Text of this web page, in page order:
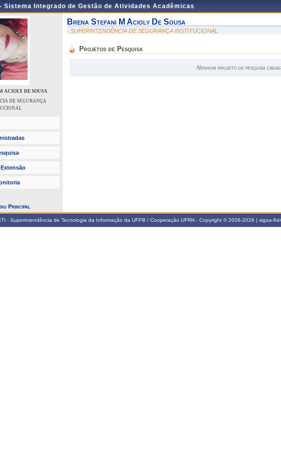
Sistema Integrado de Gestão de Atividades Acadêmicas
ACIOLY DE SOUSA
DE SEGURANÇA
Principal
Brena Stefani M Acioly De Sousa
- SUPERINTENDÊNCIA DE SEGURANÇA INSTITUCIONAL
Projetos de Pesquisa
Nenhum projeto de pesquisa
- Superintendência de Tecnologia da Informação da UFPB / Cooperação UFRN - Copyright © 2006-2026 | sigaa-